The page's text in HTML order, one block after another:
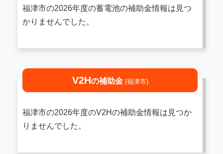
福津市の2026年度の蓄電池の補助金情報は見つ
かりませんでした。
V2Hの補助金 (福津市)
福津市の2026年度のV2Hの補助金情報は見つか
りませんでした。